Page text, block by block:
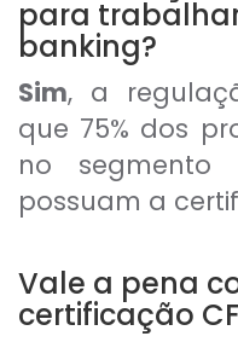
para
banking?
Sim, a
que 75% dos
no segmento
possuam a
Vale a pena
certificação